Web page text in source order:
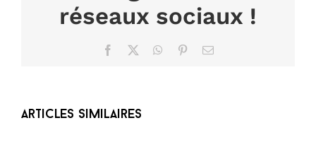
réseaux sociaux !
Facebook WhatsApp
PinterestEmail
Articles similaires